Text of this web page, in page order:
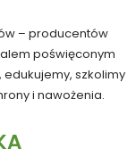
– producentów
poświęconym
szkolimy
i nawożenia.